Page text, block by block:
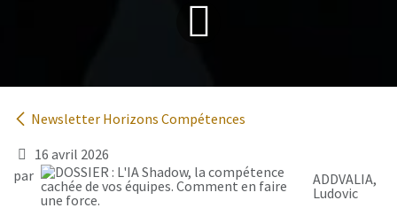
Newsletter Horizons Compétences
16 avril 2026
par
ADDVALIA,
Ludovic